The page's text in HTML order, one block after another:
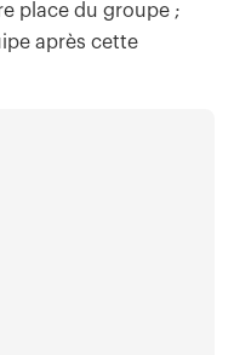
place du groupe ;
après cette